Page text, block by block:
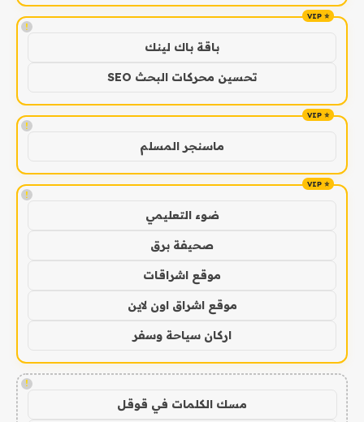
!
باقة باك لينك
تحسين محركات البحث SEO
!
ماسنجر المسلم
!
ضوء التعليمي
صحيفة برق
موقع اشراقات
موقع اشراق اون لاين
اركان سياحة وسفر
!
مسك الكلمات في قوقل